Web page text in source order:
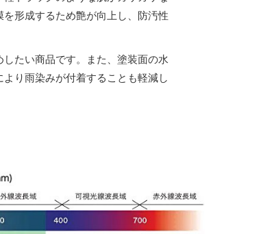
形成するため艶が向上し、防汚性
たい商品です。また、塗装面の水
り雨染みが付着することも軽減し